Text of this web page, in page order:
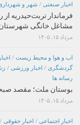
اخبار صنعتی / شهر و
مشاغل خانگی شهرستان
مرداد ۱۵, ۱۴۰۵
اب و هوا و محیط زیست /
گردشگری / اخبار ورزشی /
رسانه ها
بوستان ملت؛ مقصد
مرداد ۱۵, ۱۴۰۵
اخبار اجتماعی / اخبار حقوقی /